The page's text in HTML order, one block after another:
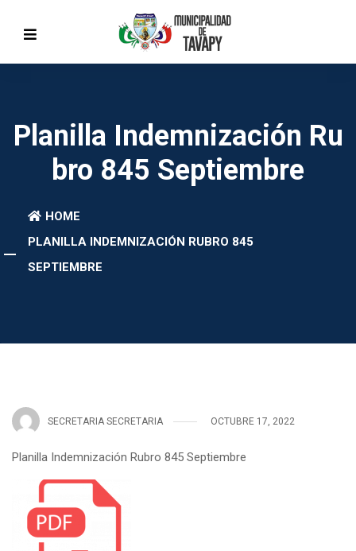
Planilla Indemnización Ru
Bro 845 Septiembre
HOME
PLANILLA INDEMNIZACIÓN RUBRO 845
SEPTIEMBRE
SECRETARIA SECRETARIA OCTUBRE 17, 2022
Planilla Indemnización Rubro 845 Septiembre